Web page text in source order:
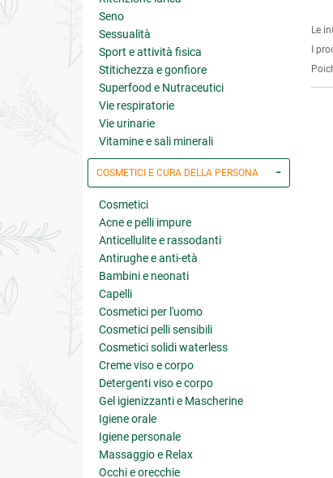
Seno
Sessualità
Sport e attività fisica
Stitichezza e gonfiore
Superfood e Nutraceutici
Vie respiratorie
Vie urinarie
Vitamine e sali minerali
COSMETICI E CURA DELLA PERSONA
Cosmetici
Acne e pelli impure
Anticellulite e rassodanti
Antirughe e anti-età
Bambini e neonati
Capelli
Cosmetici per l'uomo
Cosmetici pelli sensibili
Cosmetici solidi waterless
Creme viso e corpo
Detergenti viso e corpo
Gel igienizzanti e Mascherine
Igiene orale
Igiene personale
Massaggio e Relax
Occhi e orecchie
Le
I